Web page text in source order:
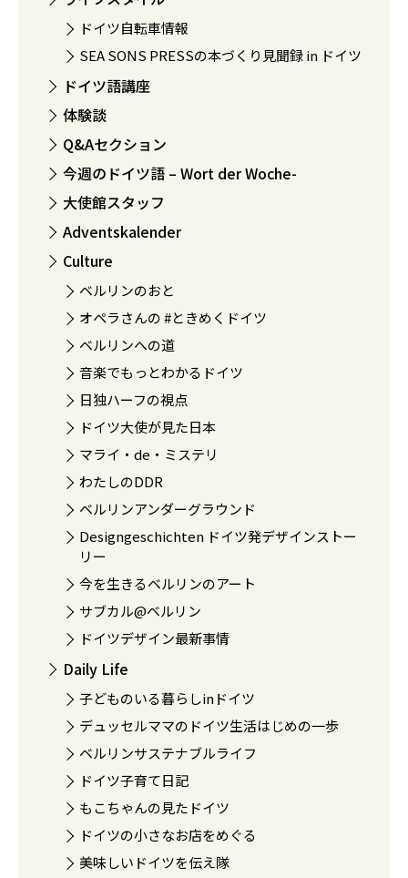
ドイツ自転車情報
SEA SONS PRESSの本づくり見聞録 in ドイツ
ドイツ語講座
体験談
Q&Aセクション
今週のドイツ語 – Wort der Woche-
大使館スタッフ
Adventskalender
Culture
ベルリンのおと
オペラさんの #ときめくドイツ
ベルリンへの道
音楽でもっとわかるドイツ
日独ハーフの視点
ドイツ大使が見た日本
マライ・de・ミステリ
わたしのDDR
ベルリンアンダーグラウンド
Designgeschichten ドイツ発デザインストー
リー
今を生きるベルリンのアート
サブカル@ベルリン
ドイツデザイン最新事情
Daily Life
子どものいる暮らしinドイツ
デュッセルママのドイツ生活はじめの一歩
ベルリンサステナブルライフ
ドイツ子育て日記
もこちゃんの見たドイツ
ドイツの小さなお店をめぐる
美味しいドイツを伝え隊